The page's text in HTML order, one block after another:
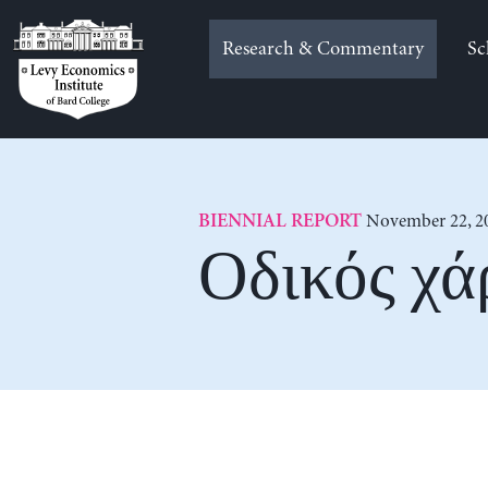
to
content
Research & Commentary
BIENNIAL REPORT November 22,
Οδικός